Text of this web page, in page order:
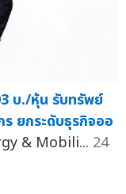
บ./หุ้น รับทรัพย์
ยกระดับธุรกิจออ
& Mobili... 24